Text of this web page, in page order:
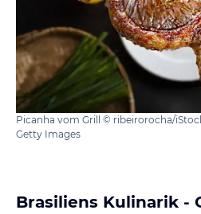
Picanha vom Grill © ribeirorocha/
Getty Images
Brasiliens Kulinarik -